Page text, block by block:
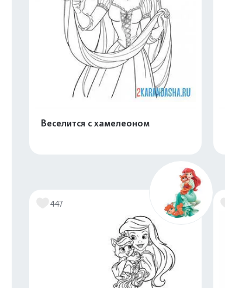
Веселится с хамелеоном
447